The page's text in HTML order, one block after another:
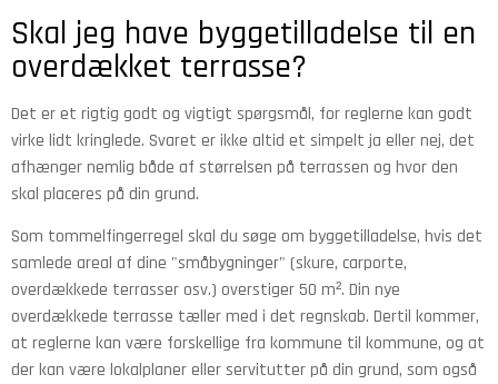
Skal jeg have byggetilladelse til en
overdækket terrasse?
Det er et rigtig godt og vigtigt spørgsmål, for reglerne kan godt
virke lidt kringlede. Svaret er ikke altid et simpelt ja eller nej, det
afhænger nemlig både af størrelsen på terrassen og hvor den
skal placeres på din grund.
Som tommelfingerregel skal du søge om byggetilladelse, hvis det
samlede areal af dine "småbygninger" (skure, carporte,
overdækkede terrasser osv.) overstiger 50 m². Din nye
overdækkede terrasse tæller med i det regnskab. Dertil kommer,
at reglerne kan være forskellige fra kommune til kommune, og at
der kan være lokalplaner eller servitutter på din grund, som også